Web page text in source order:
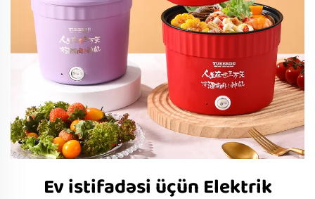
Ev istifadəsi üçün Elektrik